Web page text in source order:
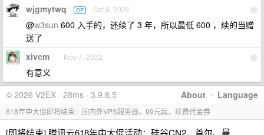
2
wjgmytwq OP Oct 9, 2022
@w3sun 600 入手的，还续了 3 年，所以最低 600 ，续的当赠
送了
3
xivcm Nov 7, 2022
有意义
About · Language
© 2026 V2EX · 28ms · 3.9.8.5
618年中大促即将结束：国内外VPS服务器，99元起，续费代金券
[即将结束] 腾讯云618年中大促活动：硅谷CN2、首尔、曼